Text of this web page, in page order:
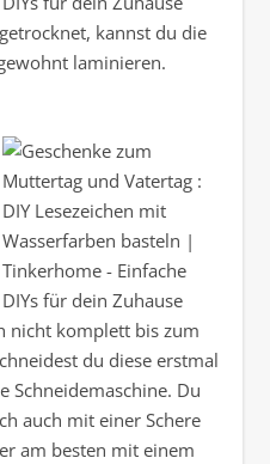
kannst du die
laminieren.
nicht komplett bis zum
du diese erstmal
Schneidemaschine. Du
auch mit einer Schere
am besten mit einem